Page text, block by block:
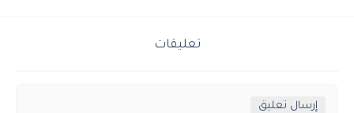
تعليقات
إرسال تعليق